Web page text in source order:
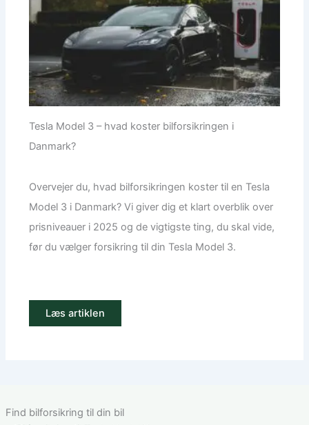
Tesla Model 3 – hvad koster bilforsikringen i
Danmark?
Overvejer du, hvad bilforsikringen koster til en Tesla
Model 3 i Danmark? Vi giver dig et klart overblik over
prisniveauer i 2025 og de vigtigste ting, du skal vide,
før du vælger forsikring til din Tesla Model 3.
Læs artiklen
Find bilforsikring til din bil